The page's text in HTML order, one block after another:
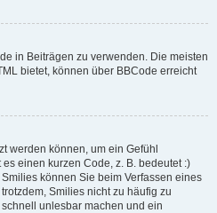
in Beiträgen zu verwenden. Die meisten
bietet, können über BBCode erreicht
werden können, um ein Gefühl
einen kurzen Code, z. B. bedeutet :)
können Sie beim Verfassen eines
Smilies nicht zu häufig zu
unlesbar machen und ein